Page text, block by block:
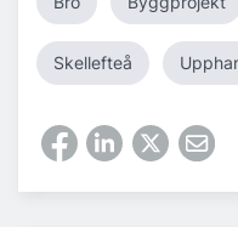
Skellefteå